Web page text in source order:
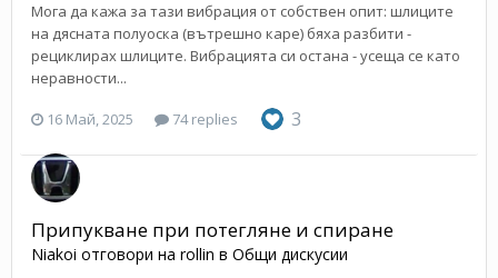
Мога да кажа за тази вибрация от собствен опит: шлиците
на дясната полуоска (вътрешно каре) бяха разбити -
рециклирах шлиците. Вибрацията си остана - усеща се като
неравности...
16 Май, 2025 74 replies 3
Припукване при потегляне и спиране
Niakoi отговори на rollin в Общи дискусии